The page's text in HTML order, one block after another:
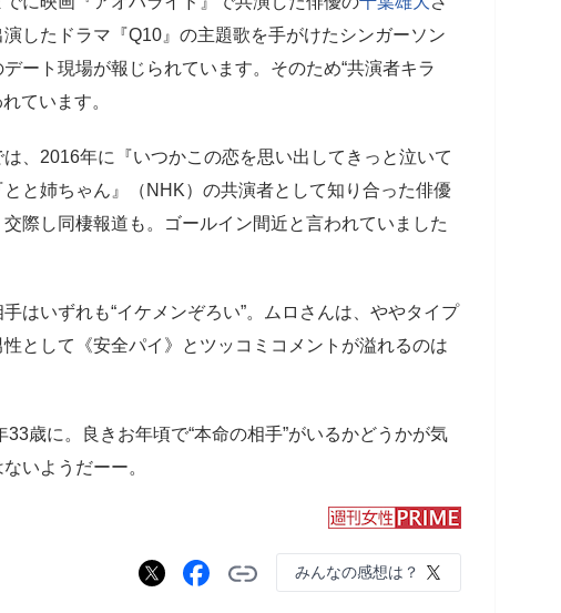
したドラマ『Q10』の主題歌を手がけたシンガーソン
ート現場が報じられています。そのため“共演者キラ
ています。
、2016年に『いつかこの恋を思い出してきっと泣いて
と姉ちゃん』（NHK）の共演者として知り合った俳優
際し同棲報道も。ゴールイン間近と言われていました
はいずれも“イケメンぞろい”。ムロさんは、ややタイプ
として《安全パイ》とツッコミコメントが溢れるのは
歳に。良きお年頃で“本命の相手”がいるかどうかが気
いようだーー。
みんなの感想は？